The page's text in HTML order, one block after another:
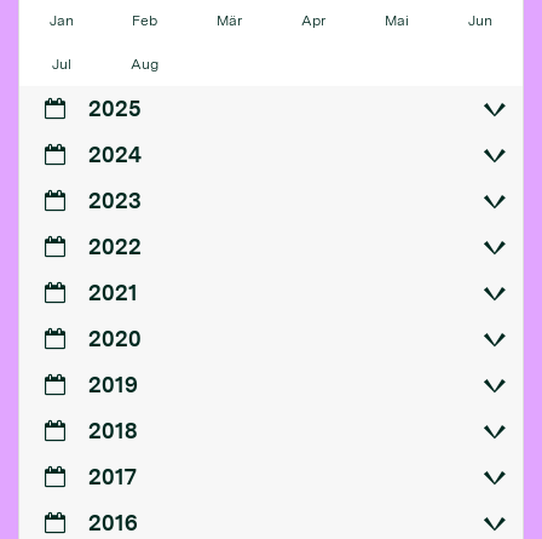
Jan Feb Mär Apr Mai Jun
Jul Aug
2025
2024
2023
2022
2021
2020
2019
2018
2017
2016